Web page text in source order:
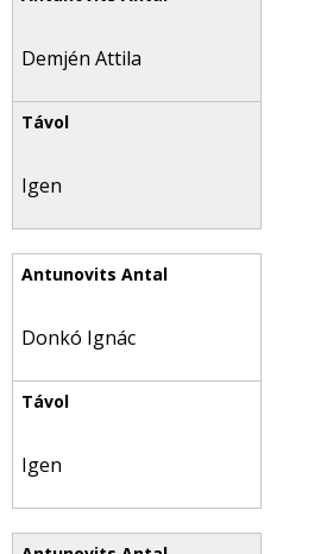
Demjén Attila
Igen
Donkó Ignác
Igen